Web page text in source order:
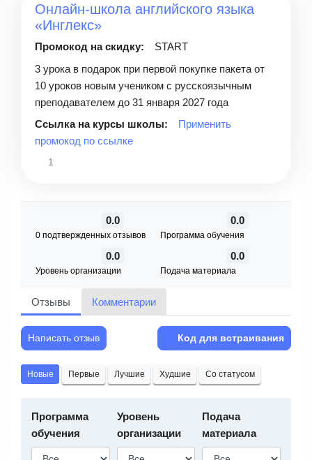
Онлайн-школа английского языка
«Инглекс»
Промокод на скидку:
START
3 урока в подарок при первой покупке пакета от
10 уроков новым учеником с русскоязычным
преподавателем до 31 января 2027 года
Ссылка на курсы школы:
Применить
промокод по ссылке
1
0.0
0 подтвержденных отзывов
0.0
Программа обучения
0.0
Уровень организации
0.0
Подача материала
Отзывы Комментарии
Написать отзыв Код для встраивания
Новые Первые Лучшие Худшие Со статусом
Программа
обучения
Уровень
организации
Подача
материала